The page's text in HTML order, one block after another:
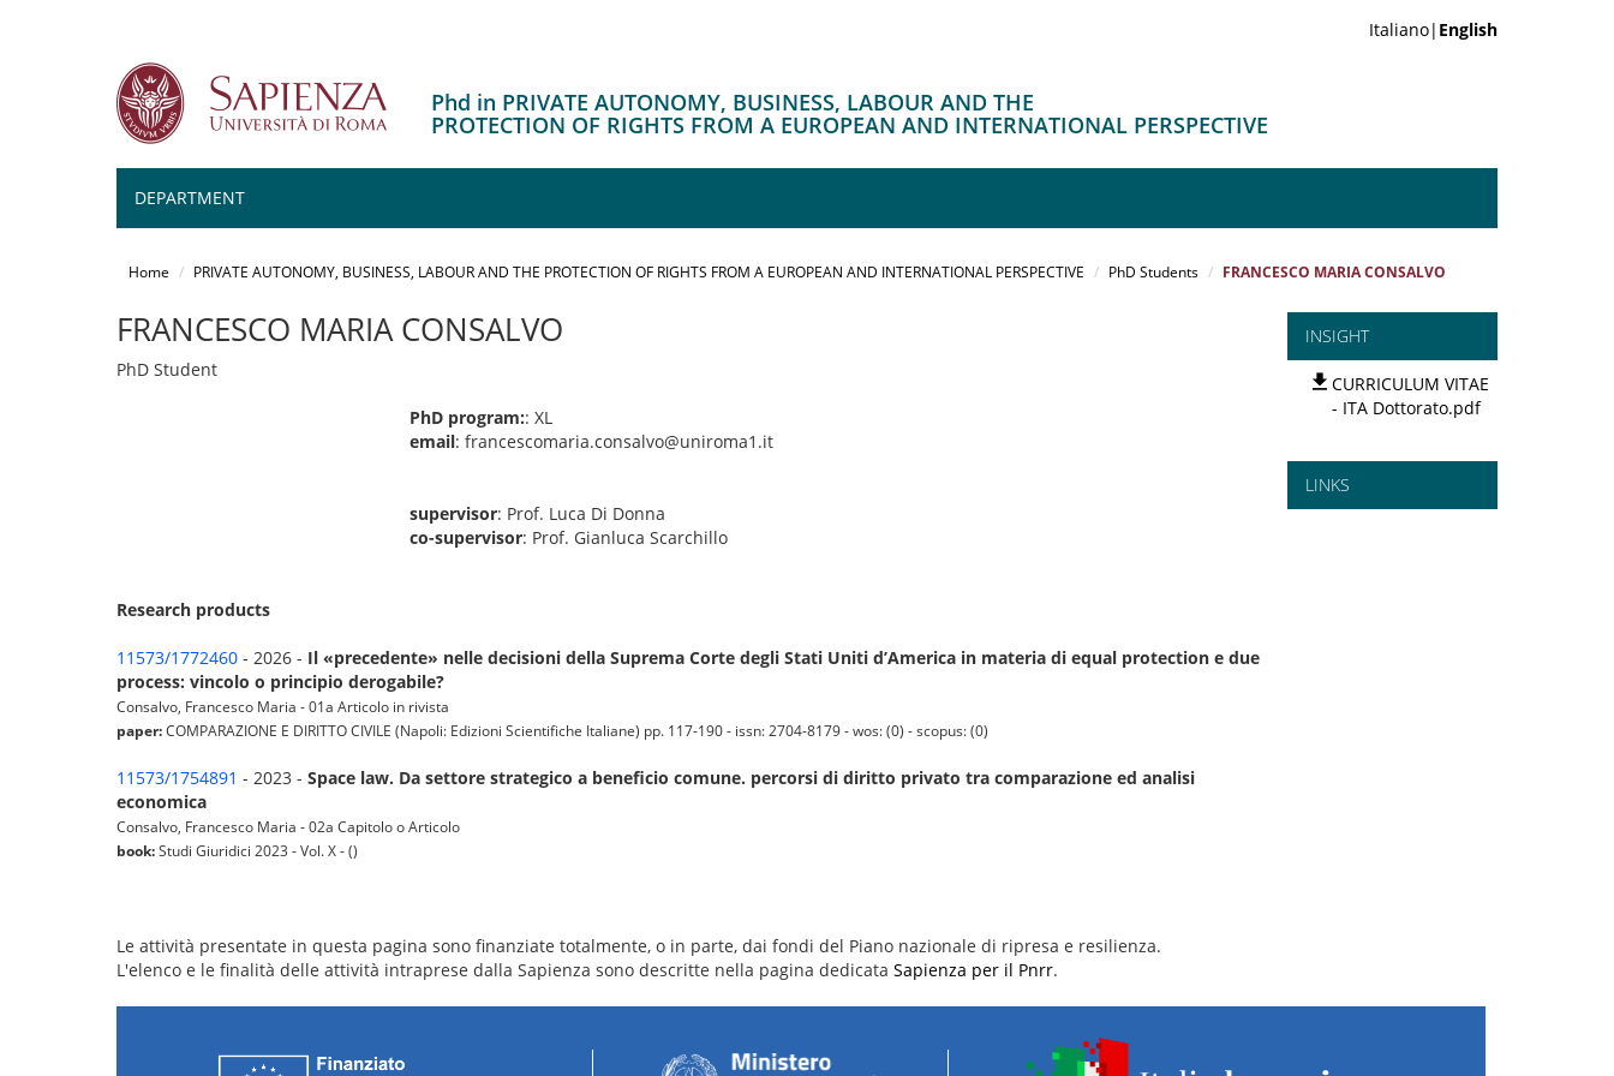
Italiano| English
Phd in PRIVATE AUTONOMY, BUSINESS, LABOUR AND THE
PROTECTION OF RIGHTS FROM A EUROPEAN AND INTERNATIONAL PERSPECTIVE
DEPARTMENT
Home PRIVATE AUTONOMY, BUSINESS, LABOUR AND THE PROTECTION OF RIGHTS FROM A EUROPEAN AND INTERNATIONAL PERSPECTIVE PhD Students FRANCESCO MARIA CONSALVO
FRANCESCO MARIA CONSALVO
PhD Student
PhD program:: XL
email: francescomaria.consalvo@uniroma1.it
supervisor: Prof. Luca Di Donna
co-supervisor: Prof. Gianluca Scarchillo
Research products
11573/1772460 - 2026 - Il «precedente» nelle decisioni della Suprema Corte degli Stati Uniti d’America in materia di equal protection e due
process: vincolo o principio derogabile?
Consalvo, Francesco Maria - 01a Articolo in rivista
paper:COMPARAZIONE E DIRITTO CIVILE (Napoli: Edizioni Scientifiche Italiane) pp. 117-190 - issn: 2704-8179 - wos: (0) - scopus: (0)
11573/1754891 - 2023 - Space law. Da settore strategico a beneficio comune. percorsi di diritto privato tra comparazione ed analisi
economica
Consalvo, Francesco Maria - 02a Capitolo o Articolo
book:Studi Giuridici 2023 - Vol. X - ()
INSIGHT
CURRICULUM VITAE
- ITA Dottorato.pdf
LINKS
Le attività presentate in questa pagina sono finanziate totalmente, o in parte, dai fondi del Piano nazionale di ripresa e resilienza.
L'elenco e le finalità delle attività intraprese dalla Sapienza sono descritte nella pagina dedicata Sapienza per il Pnrr.